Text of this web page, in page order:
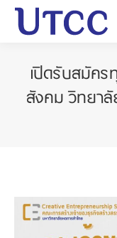
เปิดรับสมัคร
สังคม วิทยาลั